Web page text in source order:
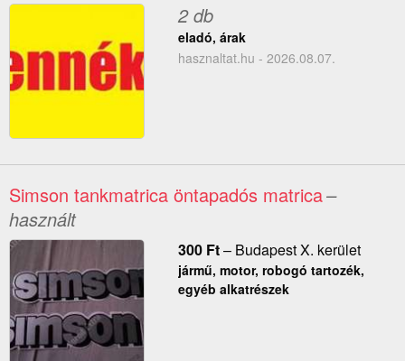
2 db
eladó, árak
hasznaltat.hu - 2026.08.07.
Simson tankmatrica öntapadós matrica–
használt
300 Ft– Budapest X. kerület
jármű, motor, robogó tartozék,
egyéb alkatrészek